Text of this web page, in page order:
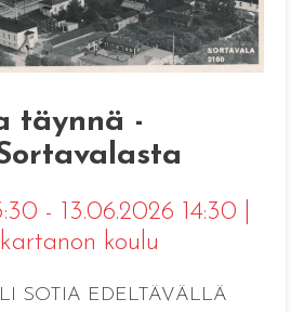
täynnä -
- 13.06.2026 14:30
koulu
SOTIA EDELTÄVÄLLÄ